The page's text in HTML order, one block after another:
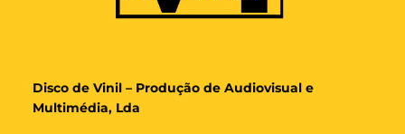
Disco de Vinil – Produção de Audiovisual e
Multimédia, Lda